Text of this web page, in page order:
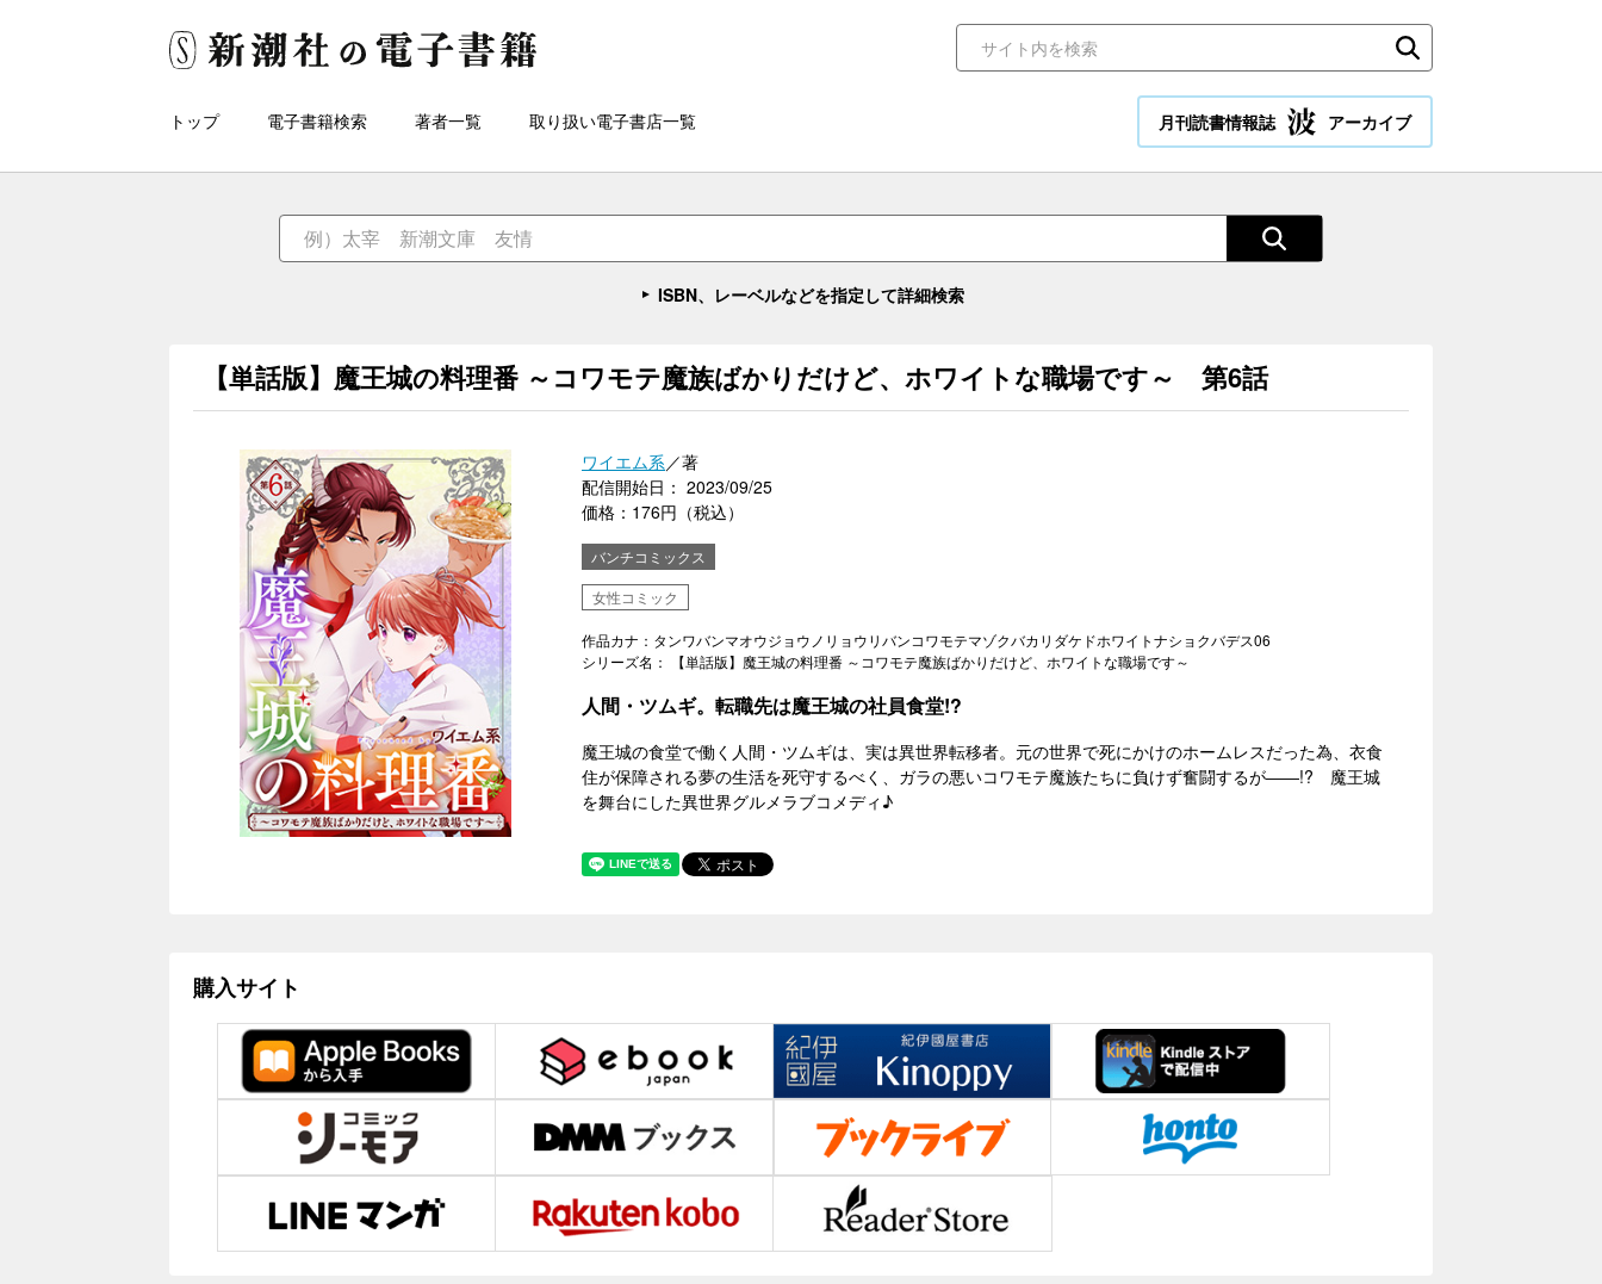
トップ 電子書籍検索 著者一覧 取り扱い電子書店一覧 月刊読書情報誌 アーカイブ
ISBN、レーベルなどを指定して詳細検索
【単話版】魔王城の料理番 ～コワモテ魔族ばかりだけど、ホワイトな職場です～ 第6話
ワイエム系／著
配信開始日： 2023/09/25
価格：176円（税込）
バンチコミックス
女性コミック
作品カナ：タンワバンマオウジョウノリョウリバンコワモテマゾクバカリダケドホワイトナショクバデス06
シリーズ名： 【単話版】魔王城の料理番 ～コワモテ魔族ばかりだけど、ホワイトな職場です～
人間・ツムギ。転職先は魔王城の社員食堂!?
魔王城の食堂で働く人間・ツムギは、実は異世界転移者。元の世界で死にかけのホームレスだった為、衣食
住が保障される夢の生活を死守するべく、ガラの悪いコワモテ魔族たちに負けず奮闘するが――!? 魔王城
を舞台にした異世界グルメラブコメディ♪
購入サイト